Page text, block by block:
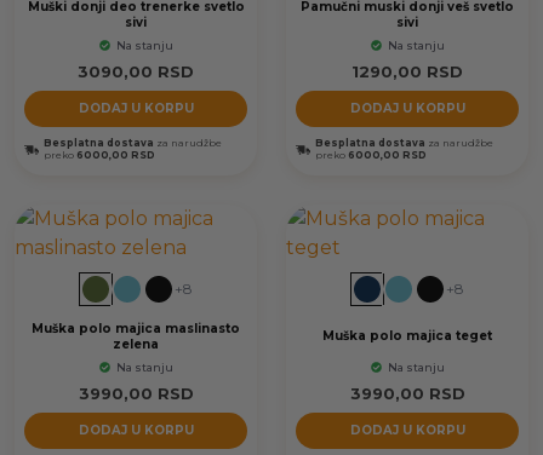
Muški donji deo trenerke svetlo
sivi
Na stanju
3090,00 RSD
DODAJ U KORPU
Besplatna dostava za narudžbe
preko 6000,00 RSD
Pamučni muski donji veš svetlo
sivi
Na stanju
1290,00 RSD
DODAJ U KORPU
Besplatna dostava za narudžbe
preko 6000,00 RSD
+8
Muška polo majica maslinasto
zelena
Na stanju
3990,00 RSD
DODAJ U KORPU
+8
Muška polo majica teget
Na stanju
3990,00 RSD
DODAJ U KORPU